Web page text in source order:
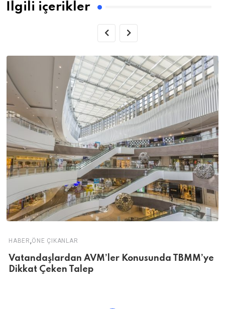
İlgili içerikler
HABER,ÖNE ÇIKANLAR
Vatandaşlardan AVM’ler Konusunda TBMM’ye
Dikkat Çeken Talep